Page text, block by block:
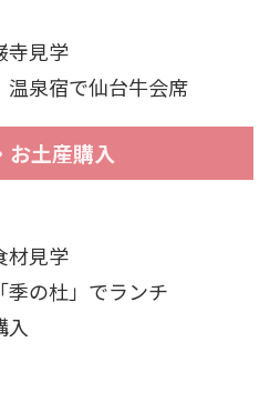
寺見学
温泉宿で仙台牛会席
お土産購入
材見学
の杜」でランチ
入